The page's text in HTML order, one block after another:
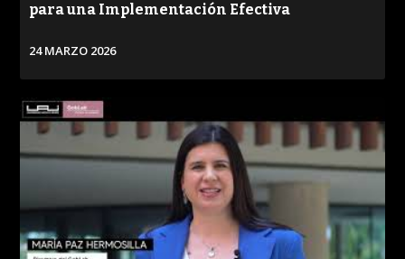
para una Implementación Efectiva
24 MARZO 2026